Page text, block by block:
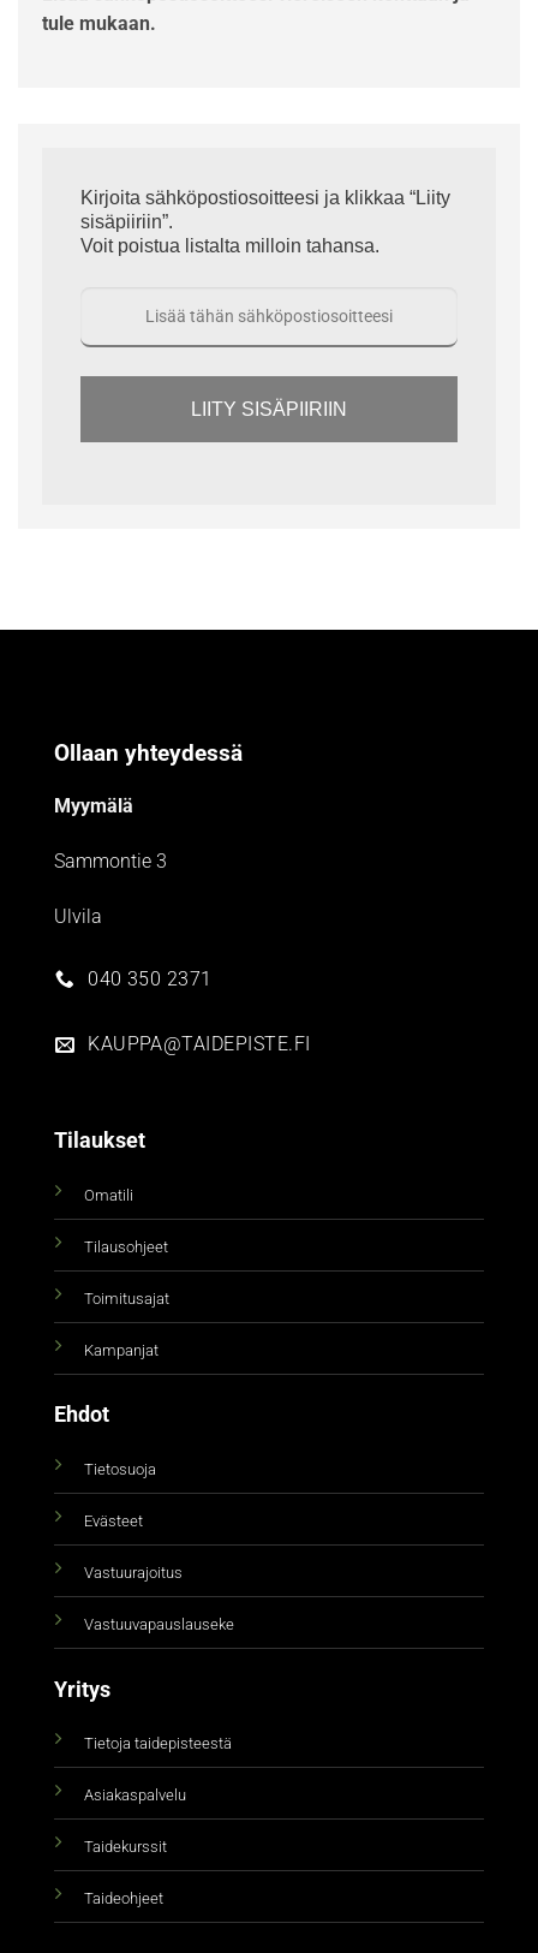
tule mukaan.
Kirjoita sähköpostiosoitteesi ja klikkaa “Liity
sisäpiiriin”.
Voit poistua listalta milloin tahansa.
LIITY SISÄPIIRIIN
Ollaan yhteydessä
Myymälä
Sammontie 3
Ulvila
040 350 2371
KAUPPA@TAIDEPISTE.FI
Tilaukset
Omatili
Tilausohjeet
Toimitusajat
Kampanjat
Ehdot
Tietosuoja
Evästeet
Vastuurajoitus
Vastuuvapauslauseke
Yritys
Tietoja taidepisteestä
Asiakaspalvelu
Taidekurssit
Taideohjeet